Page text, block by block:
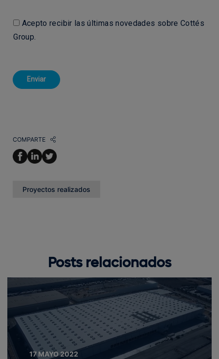
Acepto recibir las últimas novedades sobre Cottés
Group.
COMPARTE
Proyectos realizados
Posts relacionados
17 MAYO 2022